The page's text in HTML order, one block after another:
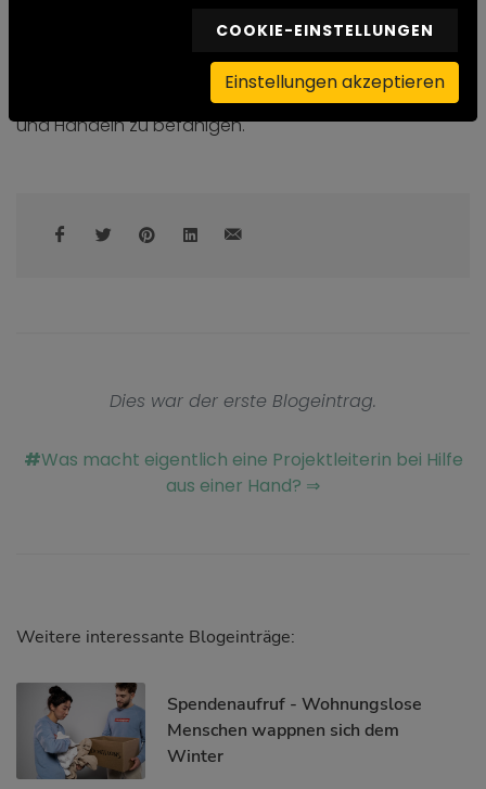
Kommunikationstraining bedeuten.
Zusammenfassend versuchen Sozialarbeiter*innen
die betreuten Menschen zu zukunftsfähigem Denken
und Handeln zu befähigen.
Dies war der erste Blogeintrag.
#Was macht eigentlich eine Projektleiterin bei Hilfe
aus einer Hand? ⇒
Weitere interessante Blogeinträge:
Spendenaufruf - Wohnungslose
Menschen wappnen sich dem
Winter
COOKIE-EINSTELLUNGEN
Einstellungen akzeptieren